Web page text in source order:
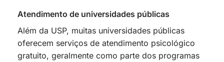
Atendimento de universidades públicas
Além da USP, muitas universidades públicas
oferecem serviços de atendimento psicológico
gratuito, geralmente como parte dos programas